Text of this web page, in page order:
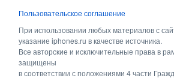
Пользовательское соглашение
При использовании любых материалов с
указание iphones.ru в качестве источника.
Все авторские и исключительные права в
защищены
в соответствии с положениями 4 части